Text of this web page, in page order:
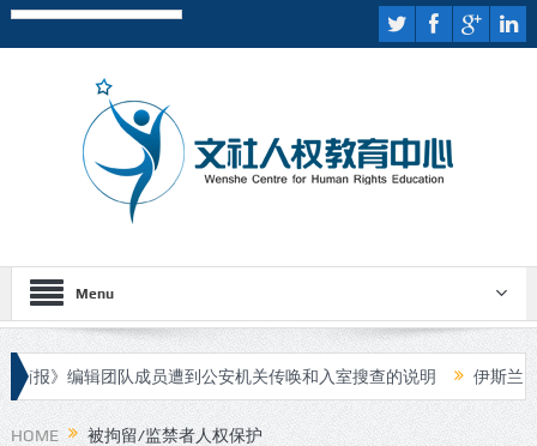
Menu
编辑团队成员遭到公安机关传唤和入室搜查的说明 伊斯兰国宣布
HOME 被拘留/监禁者人权保护